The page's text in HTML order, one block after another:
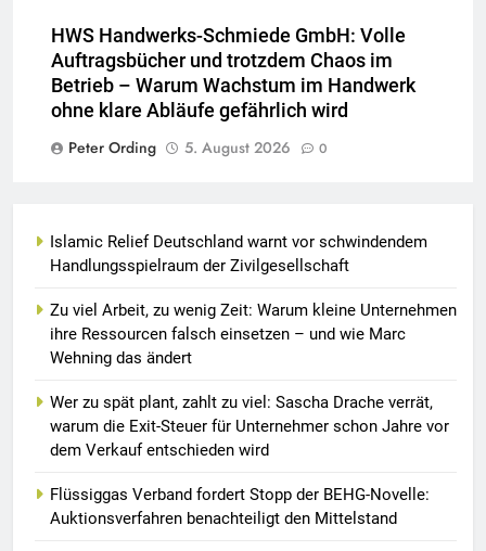
HWS Handwerks-Schmiede GmbH: Volle
Auftragsbücher und trotzdem Chaos im
Betrieb – Warum Wachstum im Handwerk
ohne klare Abläufe gefährlich wird
Peter Ording
5. August 2026 0
Islamic Relief Deutschland warnt vor schwindendem
Handlungsspielraum der Zivilgesellschaft
Zu viel Arbeit, zu wenig Zeit: Warum kleine Unternehmen
ihre Ressourcen falsch einsetzen – und wie Marc
Wehning das ändert
Wer zu spät plant, zahlt zu viel: Sascha Drache verrät,
warum die Exit-Steuer für Unternehmer schon Jahre vor
dem Verkauf entschieden wird
Flüssiggas Verband fordert Stopp der BEHG-Novelle:
Auktionsverfahren benachteiligt den Mittelstand